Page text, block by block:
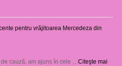
pentru vrăjitoarea Mercedeza din
de cauză, am ajuns în cele …Citeşte mai